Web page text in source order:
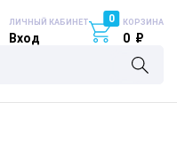
ЛИЧНЫЙ КАБИНЕТ
Вход
0 КОРЗИНА
0 ₽